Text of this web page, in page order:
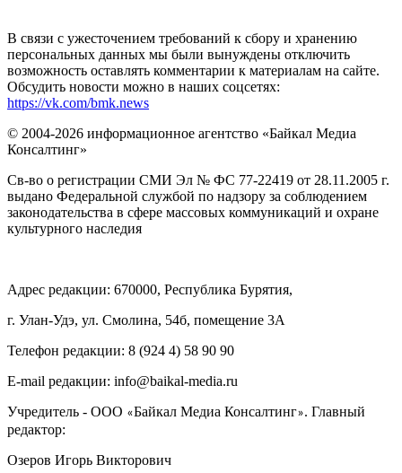
В связи с ужесточением требований к сбору и хранению
персональных данных мы были вынуждены отключить
возможность оставлять комментарии к материалам на сайте.
Обсудить новости можно в наших соцсетях:
https://vk.com/bmk.news
© 2004-2026 информационное агентство «Байкал Медиа
Консалтинг»
Св-во о регистрации СМИ Эл № ФС 77-22419 от 28.11.2005 г.
выдано Федеральной службой по надзору за соблюдением
законодательства в сфере массовых коммуникаций и охране
культурного наследия
Адрес редакции: 670000, Республика Бурятия,
г. Улан-Удэ, ул. Смолина, 54б, помещение 3А
Телефон редакции: ‎‎8 (924 4) 58 90 90
E-mail редакции: info@baikal-media.ru
Учредитель - ООО «Байкал Медиа Консалтинг». Главный
редактор:
Озеров Игорь Викторович